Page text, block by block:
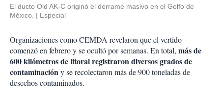
El ducto Old AK-C originó el derrame masivo en el Golfo de
México.
Especial
Organizaciones como CEMDA revelaron que el vertido
comenzó en febrero y se ocultó por semanas. En total, más de
600 kilómetros de litoral registraron diversos grados de
contaminacióny se recolectaron más de 900 toneladas de
desechos contaminados.